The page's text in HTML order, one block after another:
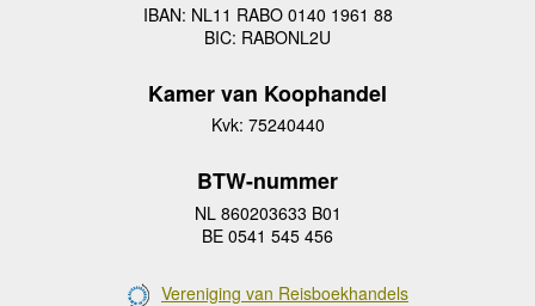
IBAN: NL11 RABO 0140 1961 88
BIC: RABONL2U
Kamer van Koophandel
Kvk: 75240440
BTW-nummer
NL 860203633 B01
BE 0541 545 456
Vereniging van Reisboekhandels